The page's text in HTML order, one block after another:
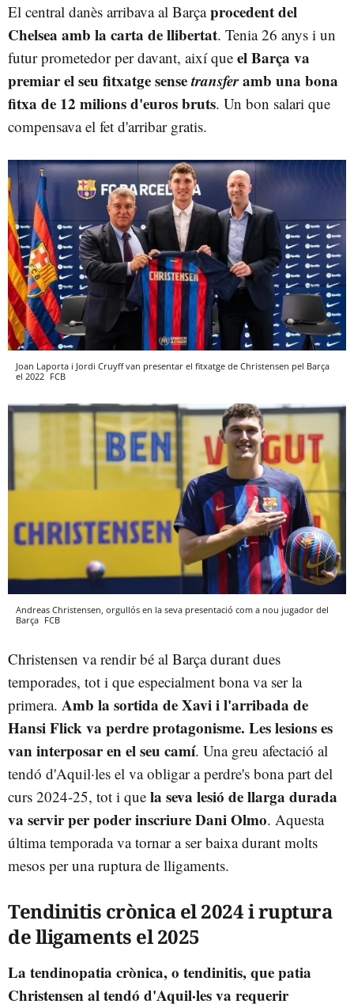
El central danès arribava al Barçaprocedent del
Chelsea amb la carta de llibertat. Tenia 26 anys i un
futur prometedor per davant, així que el Barça va
premiar el seu fitxatge sensetransferamb una bona
fitxa de 12 milions d'euros bruts. Un bon salari que
compensava el fet d'arribar gratis.
Joan Laporta i Jordi Cruyff van presentar el fitxatge de Christensen pel Barça
el 2022 FCB
Andreas Christensen, orgullós en la seva presentació com a nou jugador del
Barça FCB
Christensen va rendir bé al Barça durant dues
temporades, tot i que especialment bona va ser la
primera. Amb la sortida de Xavi i l'arribada de
Hansi Flick va perdre protagonisme. Les lesions es
van interposar en el seu camí. Una greu afectació al
tendó d'Aquil·les el va obligar a perdre's bona part del
curs 2024-25, tot i que la seva lesió de llarga durada
va servir per poder inscriure Dani Olmo. Aquesta
última temporada va tornar a ser baixa durant molts
mesos per una ruptura de lligaments.
Tendinitis crònica el 2024 i ruptura
de lligaments el 2025
La tendinopatia crònica, o tendinitis, que patia
Christensen al tendó d'Aquil·les va requerir